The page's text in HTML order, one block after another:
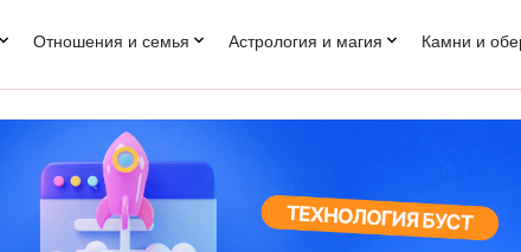
Отношения и семья Астрология и магия Камни и